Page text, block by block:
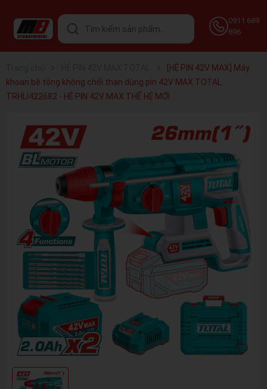
0911 689
896
[HỆ PIN 42V MAX] Máy
khoan bê tông không chổi than dùng pin 42V MAX TOTAL
TRHLI422682 - HỆ PIN 42V MAX THẾ HỆ MỚI